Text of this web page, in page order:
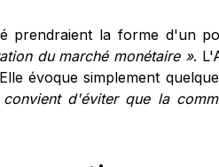
prendraient la forme d'un
du marché monétaire ».
évoque simplement
d'éviter que la